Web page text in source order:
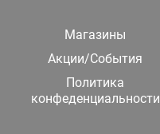
Магазины
Акции/События
Политика
конфеденциальности